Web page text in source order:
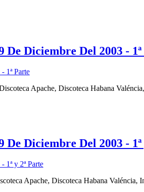
Diciembre Del 2003 -
Apache, Discoteca Habana
Diciembre Del 2003 - 1ª
Apache, Discoteca Habana Valéncia,